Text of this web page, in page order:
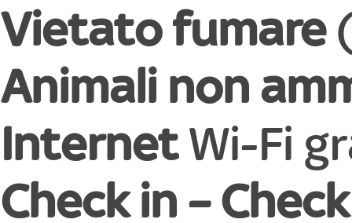
Vietato fumare
Animali non
InternetWi-Fi
Check in –